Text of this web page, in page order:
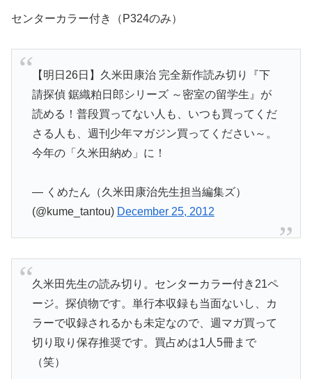
センターカラー付き（P324のみ）
【明日26日】久米田康治 完全新作読み切り『下
請探偵 鋸織粕日郎シリーズ ～密室の留学生』が
読める！普段買ってない人も、いつも買ってくだ
さる人も、週刊少年マガジン買ってください～。
今年の「久米田納め」に！
— くめたん（久米田康治先生担当編集ズ）
(@kume_tantou) December 25, 2012
久米田先生の読み切り。センターカラー付き21ペ
ージ。探偵物です。単行本収録も当面ないし、カ
ラーで収録されるかも未定なので、週マガ買って
切り取り保存推奨です。買占めは1人5冊まで
（笑）